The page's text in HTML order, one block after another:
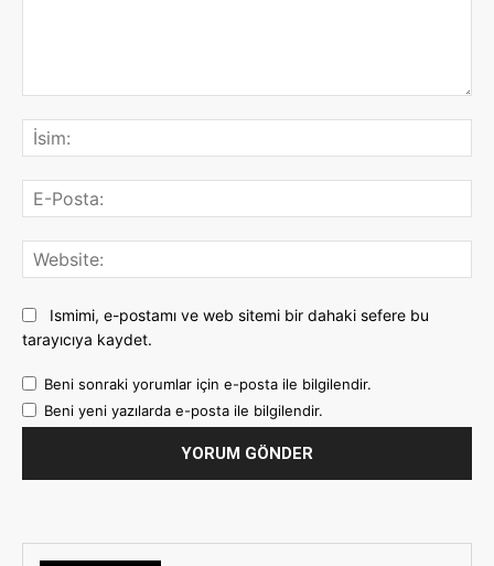
Ismimi, e-postamı ve web sitemi bir dahaki sefere bu
tarayıcıya kaydet.
Beni sonraki yorumlar için e-posta ile bilgilendir.
Beni yeni yazılarda e-posta ile bilgilendir.